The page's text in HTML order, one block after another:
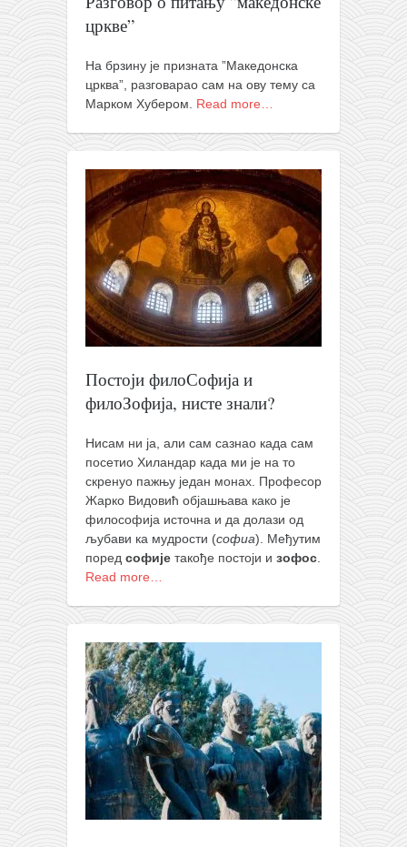
православље
забрањена историја
ћирилица
породичне приче
прота Воја
уместо твитера
календар српски
азбуки и књиге
Окинава карате
најновије на блогу
моје белешке
историја каратеа
карате
кушанку
пасаи
темашивари
кобудо
нунчаку
тонфа
саи
тимбеи рочин
тсунами дојо
програм
снимци наступа
цркве”
На брзину је призната ”Македонска
црква”, разговарао сам на ову тему са
Марком Хубером. Read more…
Постоји филоСофија и
филоЗофија, нисте знали?
Нисам ни ја, али сам сазнао када сам
посетио Хиландар када ми је на то
скренуо пажњу један монах. Професор
Жарко Видовић објашњава како је
философија источна и да долази од
љубави ка мудрости (софиа). Међутим
поред софије такође постоји и зофос.
Read more…